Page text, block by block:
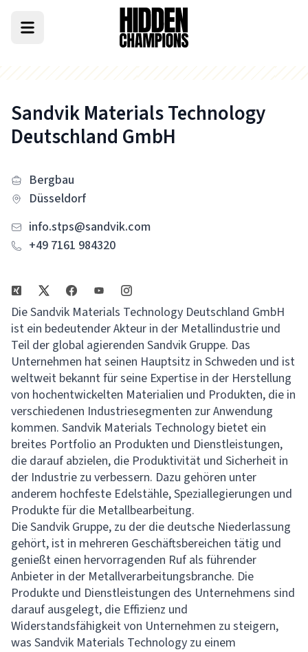
Sandvik Materials Technology
Deutschland GmbH
Bergbau
Düsseldorf
info.stps@sandvik.com
+49 7161 984320
Die Sandvik Materials Technology Deutschland GmbH
ist ein bedeutender Akteur in der Metallindustrie und
Teil der global agierenden Sandvik Gruppe. Das
Unternehmen hat seinen Hauptsitz in Schweden und ist
weltweit bekannt für seine Expertise in der Herstellung
von hochentwickelten Materialien und Produkten, die in
verschiedenen Industriesegmenten zur Anwendung
kommen. Sandvik Materials Technology bietet ein
breites Portfolio an Produkten und Dienstleistungen,
die darauf abzielen, die Produktivität und Sicherheit in
der Industrie zu verbessern. Dazu gehören unter
anderem hochfeste Edelstähle, Speziallegierungen und
Produkte für die Metallbearbeitung.
Die Sandvik Gruppe, zu der die deutsche Niederlassung
gehört, ist in mehreren Geschäftsbereichen tätig und
genießt einen hervorragenden Ruf als führender
Anbieter in der Metallverarbeitungsbranche. Die
Produkte und Dienstleistungen des Unternehmens sind
darauf ausgelegt, die Effizienz und
Widerstandsfähigkeit von Unternehmen zu steigern,
was Sandvik Materials Technology zu einem